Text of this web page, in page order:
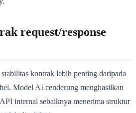
request/response
kontrak lebih penting daripada
Model AI cenderung menghasilkan
internal sebaiknya menerima struktur